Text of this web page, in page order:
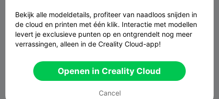
Green Plastic Army Man 2
47.80MB Gerelateerd 3D -model
8
Bekijk alle modeldetails, profiteer van naadloos snijden in
de cloud en printen met één klik. Interactie met modellen
levert je exclusieve punten op en ontgrendelt nog meer
verrassingen, alleen in de Creality Cloud-app!
Openen in Creality Cloud
Cancel